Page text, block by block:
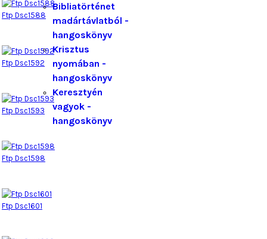
Bibliatörténet
madártávlatból -
hangoskönyv
Krisztus
nyomában -
hangoskönyv
Keresztyén
vagyok -
hangoskönyv
Ftp Dsc1588
Ftp Dsc1592
Ftp Dsc1593
Ftp Dsc1598
Ftp Dsc1601